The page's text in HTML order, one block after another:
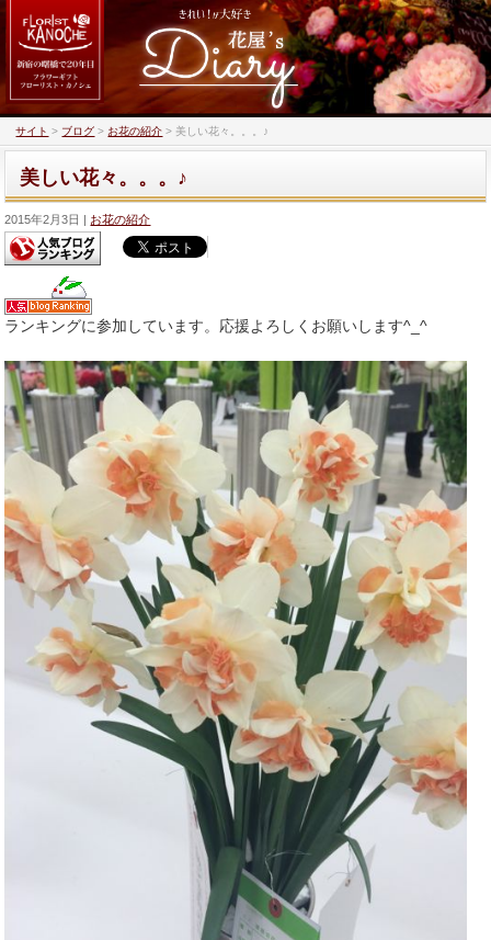
サイト > ブログ >お花の紹介 > 美しい花々。。。♪
美しい花々。。。♪
2015年2月3日 お花の紹介
ランキングに参加しています。応援よろしくお願いします^_^